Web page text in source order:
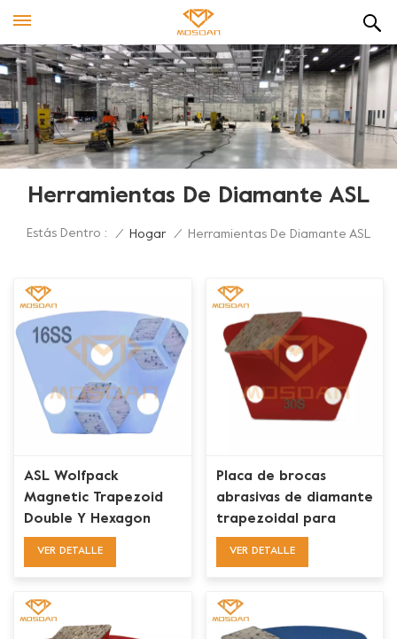
Herramientas De Diamante ASL
Estás Dentro : / Hogar / Herramientas De Diamante ASL
ASL Wolfpack
Magnetic Trapezoid
Double Y Hexagon
Diamond Grinding
VER DETALLE
Placa de brocas
abrasivas de diamante
trapezoidal para
hormigón, diamante,
VER DETALLE